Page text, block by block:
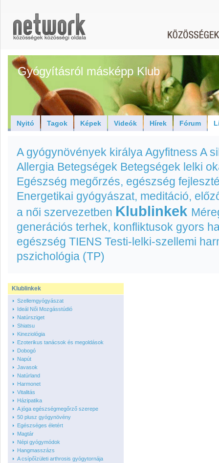
Gyógyításról másképp Klub
Nyitó Tagok Képek Videók Hírek Fórum
A gyógynövények királya Agyfitness A
Allergia Betegségek Betegségek lelki
Egészség megőrzés, egészség
Energetikai gyógyászat, meditáció,
a női szervezetben Klublinkek
generációs terhek, konfliktusok gyors
egészség TIENS Testi-lelki-szellemi
pszichológia (TP)
Klublinkek
Szellemgyógyászat
Ideál Női Mozgásstúdió
Natúrsziget
Shiatsu
Kineziológia
Ezoterikus tanácsok és megoldások
Dobogó
Napút
Javasok
Natúrland
Harmonet
Vitalitás
Házipatika
A jóga egészségmegőrző szerepe
50 plusz gyógynövény
Egészséges életért
Magtár
Népi gyógymódok
Hangmasszázs
A csípőízületi arthrosis gyógytornája